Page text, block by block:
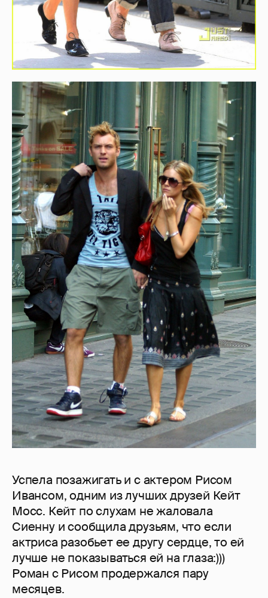
Успела позажигать и с актером Рисом
Ивансом, одним из лучших друзей Кейт
Мосс. Кейт по слухам не жаловала
Сиенну и сообщила друзьям, что если
актриса разобьет ее другу сердце, то ей
лучше не показываться ей на глаза:)))
Роман с Рисом продержался пару
месяцев.